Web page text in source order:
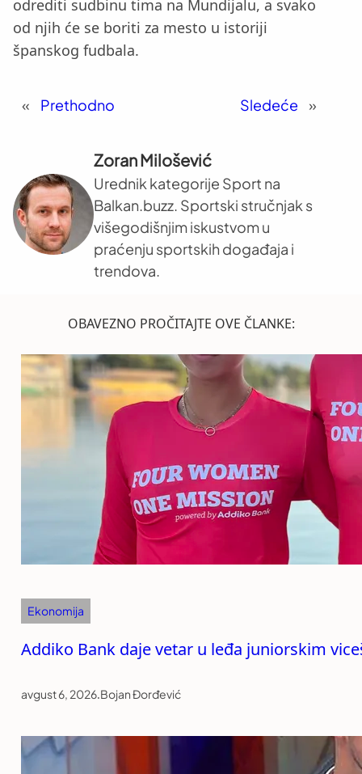
odrediti sudbinu tima na Mundijalu, a svako
od njih će se boriti za mesto u istoriji
španskog fudbala.
« Prethodno Sledeće »
Zoran Milošević
Urednik kategorije Sport na
Balkan.buzz. Sportski stručnjak s
višegodišnjim iskustvom u
praćenju sportskih događaja i
trendova.
OBAVEZNO PROČITAJTE OVE ČLANKE:
Ekonomija
Addiko Bank daje vetar u leđa juniorskim
avgust 6, 2026.Bojan Đorđević